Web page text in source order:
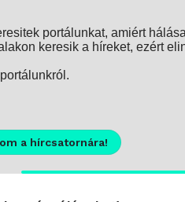
portálunkat, amiért
keresik a híreket, ezért
a hírcsatornára!